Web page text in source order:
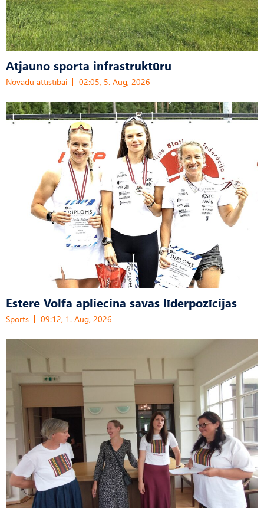
Atjauno sporta infrastruktūru
Novadu attīstībai 02:05, 5. Aug, 2026
Estere Volfa apliecina savas līderpozīcijas
Sports 09:12, 1. Aug, 2026